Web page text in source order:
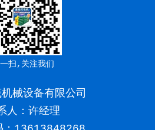
扫,关注我们
械设备有限公司
人：许经理